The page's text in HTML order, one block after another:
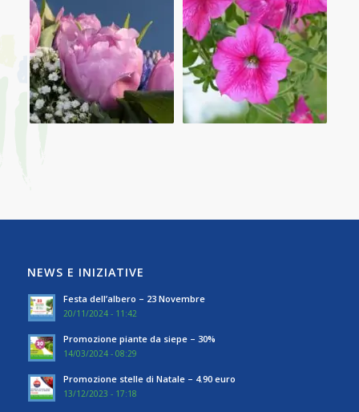
NEWS E INIZIATIVE
Festa dell’albero – 23 Novembre
20/11/2024 - 11:42
Promozione piante da siepe – 30%
14/03/2024 - 08:29
Promozione stelle di Natale – 4.90 euro
13/12/2023 - 17:18